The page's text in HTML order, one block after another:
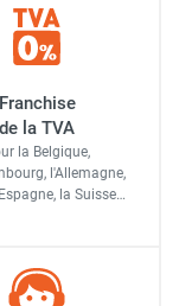
Franchise
de la TVA
la Belgique,
l'Allemagne,
la Suisse…